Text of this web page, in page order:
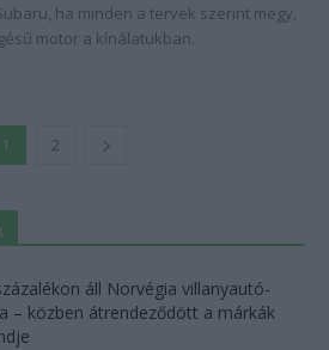
ha minden a tervek szerint megy,
motor a kínálatukban.
1 2
áll Norvégia villanyautó-
– közben átrendeződött a márkák